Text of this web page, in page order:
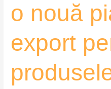
o nouă
export